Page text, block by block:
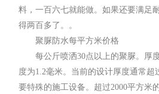
料，一百六七就能做。如果还要满足
得两百多了。。
聚脲防水每平方米价格
每公斤喷洒30点以上的聚脲。厚
度为1.2毫米。当前的设计厚度通常超
要特殊的施工设备。超过2000平方米